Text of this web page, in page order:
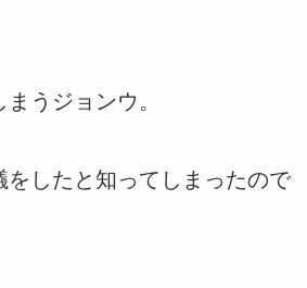
うジョンウ。
したと知ってしまったので